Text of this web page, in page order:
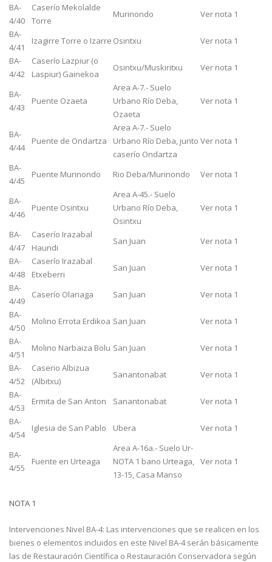
BA-
4/40
Caserío Mekolalde
Torre
Murinondo
Ver nota 1
BA-
4/41
Izagirre Torre o Izarre Osintxu
Ver nota 1
BA-
4/42
Caserío Lazpiur (o
Laspiur) Gainekoa
Osintxu/Muskiritxu Ver nota 1
BA-
4/43
Puente Ozaeta
Area A-7.- Suelo
Urbano Río Deba,
Ozaeta
Ver nota 1
BA-
4/44
Puente de Ondartza
Area A-7.- Suelo
Urbano Río Deba, junto
caserío Ondartza
Ver nota 1
BA-
4/45
Puente Murinondo Rio Deba/Murinondo Ver nota 1
BA-
4/46
Puente Osintxu
Area A-45.- Suelo
Urbano Río Deba,
Osintxu
Ver nota 1
BA-
4/47
Caserío Irazabal
Haundi
San Juan
Ver nota 1
BA-
4/48
Caserío Irazabal
Etxeberri
San Juan
Ver nota 1
BA-
4/49
Caserío Olariaga San Juan
Ver nota 1
BA-
4/50
Molino Errota Erdikoa San Juan
Ver nota 1
BA-
4/51
Molino Narbaiza Bolu San Juan
Ver nota 1
BA-
4/52
Caserio Albizua
(Albitxu)
Sanantonabat
Ver nota 1
BA-
4/53
Ermita de San Anton Sanantonabat
Ver nota 1
BA-
4/54
Iglesia de San Pablo Ubera Ver nota 1
BA-
4/55
Fuente en Urteaga
Area A-16a.- Suelo Ur-
NOTA 1 bano Urteaga,
13-15, Casa Manso
Ver nota 1
NOTA 1
Intervenciones Nivel BA-4: Las intervenciones que se realicen en los
bienes o elementos incluidos en este Nivel BA-4 serán básicamente
las de Restauración Científica o Restauración Conservadora según